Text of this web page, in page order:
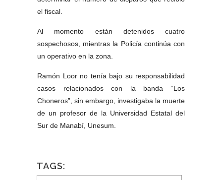
el fiscal.
Al momento están detenidos cuatro
sospechosos, mientras la Policía continúa con
un operativo en la zona.
Ramón Loor no tenía bajo su responsabilidad
casos relacionados con la banda “Los
Choneros”, sin embargo, investigaba la muerte
de un profesor de la Universidad Estatal del
Sur de Manabí, Unesum.
TAGS: